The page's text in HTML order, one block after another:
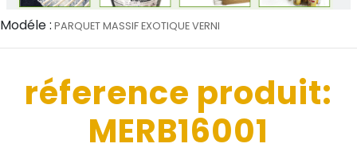
Modéle : PARQUET MASSIF EXOTIQUE VERNI
réference produit:
MERB16001